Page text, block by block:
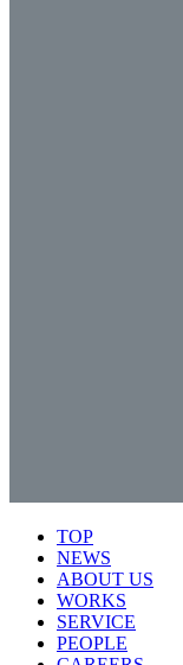
TOP
NEWS
ABOUT US
WORKS
SERVICE
PEOPLE